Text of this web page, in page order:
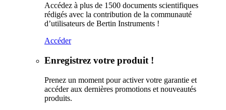
Accédez à plus de 1500 documents scientifiques
rédigés avec la contribution de la communauté
d’utilisateurs de Bertin Instruments !
Accéder
Enregistrez votre produit !
Prenez un moment pour activer votre garantie et
accéder aux dernières promotions et nouveautés
produits.